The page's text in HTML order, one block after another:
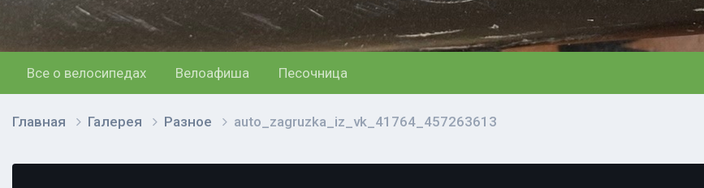
Все о велосипедах Велоафиша Песочница
Главная Галерея Разное auto_zagruzka_iz_vk_41764_457263613